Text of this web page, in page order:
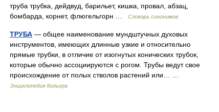
труба трубка, дейдвуд, барильет, кишка, провал, абзац,
бомбарда, корнет, флюгельгорн …
Словарь синонимов
ТРУБА — общее наименование мундштучных духовых
инструментов, имеющих длинные узкие и относительно
прямые трубки, в отличие от изогнутых конических трубок,
которые обычно ассоциируются с рогом. Трубы ведут свое
происхождение от полых стволов растений или… …
Энциклопедия Кольера